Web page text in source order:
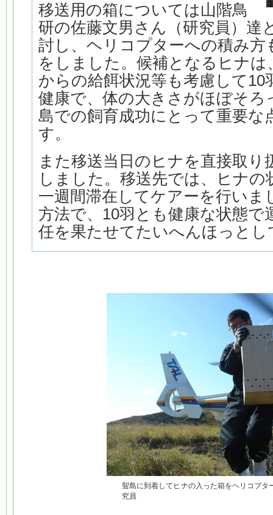
移送用の箱については山階鳥
研の佐藤文男さん（研究員）達
討し、ヘリコプターへの積み方
をしました。候補となるヒナは
からの給餌状況等も考慮して10
健康で、体の大きさがほぼそろ
島での飼育成功にとって重要な
す。
また移送当日のヒナを直接取り
しました。移送先では、ヒナ
一週間滞在してケアーを行いま
方法で、10羽とも健康な状態で
任を果たせてたいへんほっとし
聟島に到着してヒナの入った箱をヘリコプタ
究員